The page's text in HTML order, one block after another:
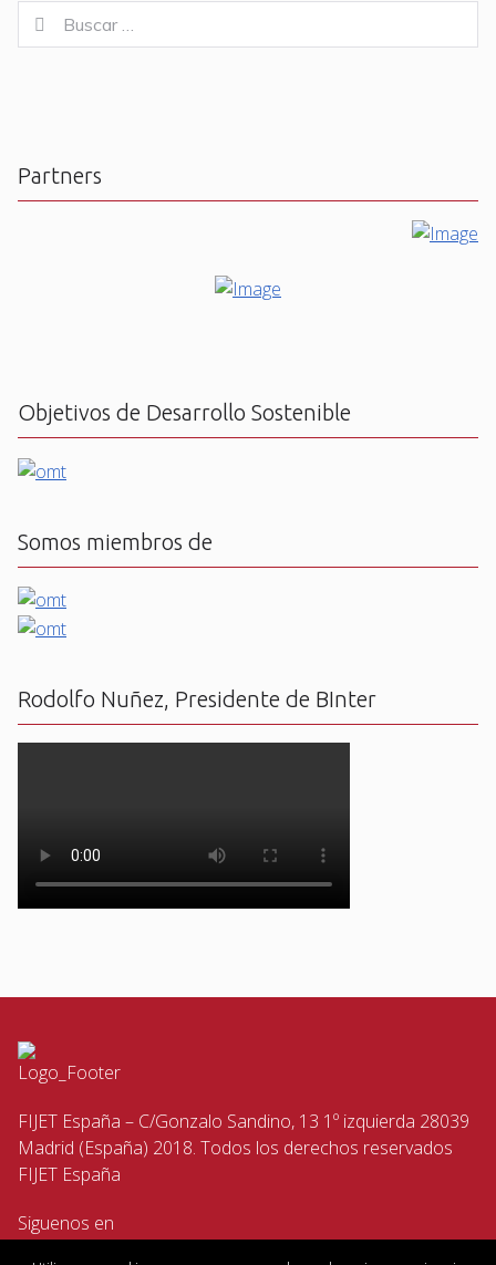
for:
Buscar
Partners
Objetivos de Desarrollo Sostenible
Somos miembros de
Rodolfo Nuñez, Presidente de BInter
FIJET España – C/Gonzalo Sandino, 13 1º izquierda 28039
Madrid (España) 2018. Todos los derechos reservados
FIJET España
Siguenos en